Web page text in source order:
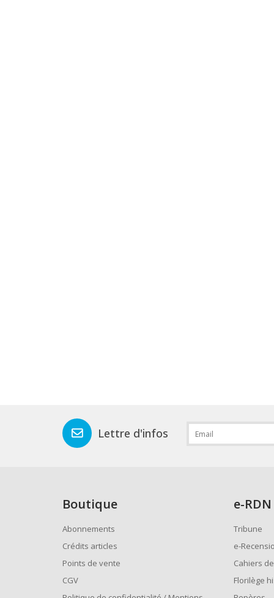
Lettre d'infos
Boutique
Abonnements
Crédits articles
Points de vente
CGV
e-RDN
Tribune
e-
Cahiers
Florilège